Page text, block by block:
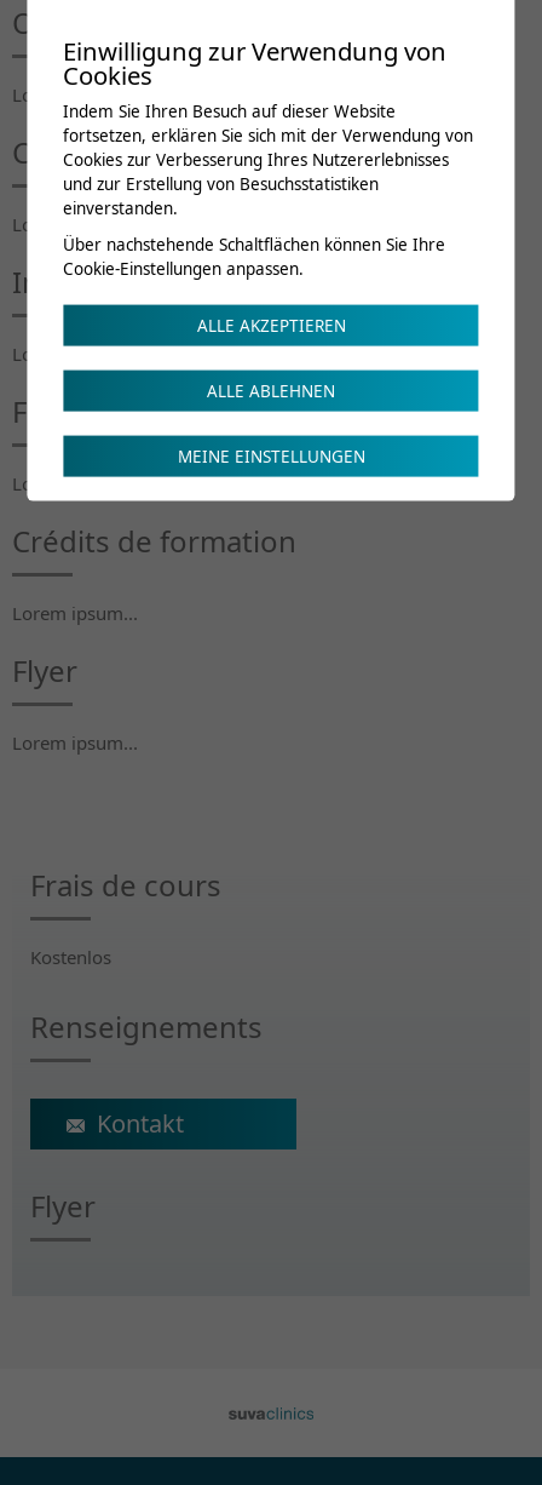
Objectifs de la formation
Lorem ipsum...
Contenu du cours
Lorem ipsum...
Intervenants
Lorem ipsum...
Frais de cours
Lorem ipsum...
Crédits de formation
Lorem ipsum...
Flyer
Lorem ipsum...
Frais de cours
Kostenlos
Renseignements
ecs@crr-suva.ch
Flyer
Einwilligung zur Verwendung von
Cookies
Indem Sie Ihren Besuch auf dieser Website
fortsetzen, erklären Sie sich mit der Verwendung von
Cookies zur Verbesserung Ihres Nutzererlebnisses
und zur Erstellung von Besuchsstatistiken
einverstanden.
Über nachstehende Schaltflächen können Sie Ihre
Cookie-Einstellungen anpassen.
ALLE AKZEPTIEREN
ALLE ABLEHNEN
MEINE EINSTELLUNGEN